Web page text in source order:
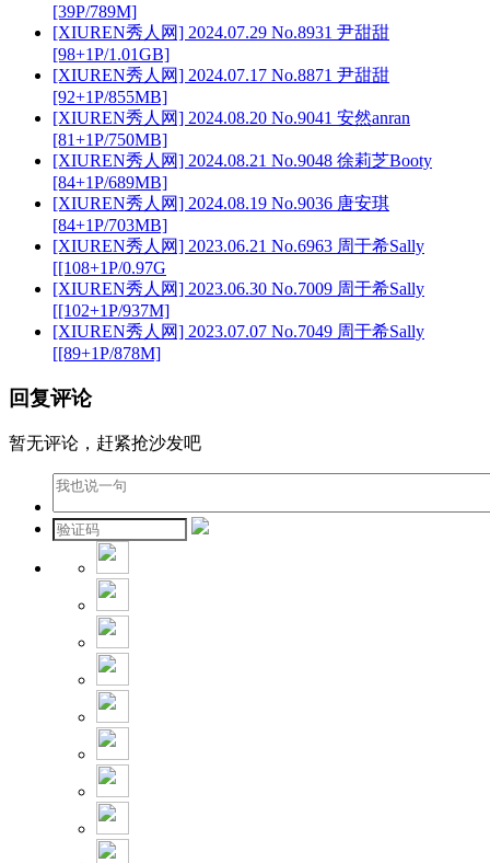
[39P/789M]
[XIUREN秀人网] 2024.07.29 No.8931 尹甜甜
[98+1P/1.01GB]
[XIUREN秀人网] 2024.07.17 No.8871 尹甜甜
[92+1P/855MB]
[XIUREN秀人网] 2024.08.20 No.9041 安然anran
[81+1P/750MB]
[XIUREN秀人网] 2024.08.21 No.9048 徐莉芝Booty
[84+1P/689MB]
[XIUREN秀人网] 2024.08.19 No.9036 唐安琪
[84+1P/703MB]
[XIUREN秀人网] 2023.06.21 No.6963 周于希Sally
[[108+1P/0.97G
[XIUREN秀人网] 2023.06.30 No.7009 周于希Sally
[[102+1P/937M]
[XIUREN秀人网] 2023.07.07 No.7049 周于希Sally
[[89+1P/878M]
回复评论
暂无评论，赶紧抢沙发吧